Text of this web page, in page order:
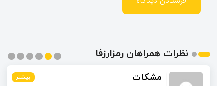
نظرات همراهان رمزارزفا
بیشتر مشکات بیشتر
بیشتر
بیشتر
بیشتر
بیشتر